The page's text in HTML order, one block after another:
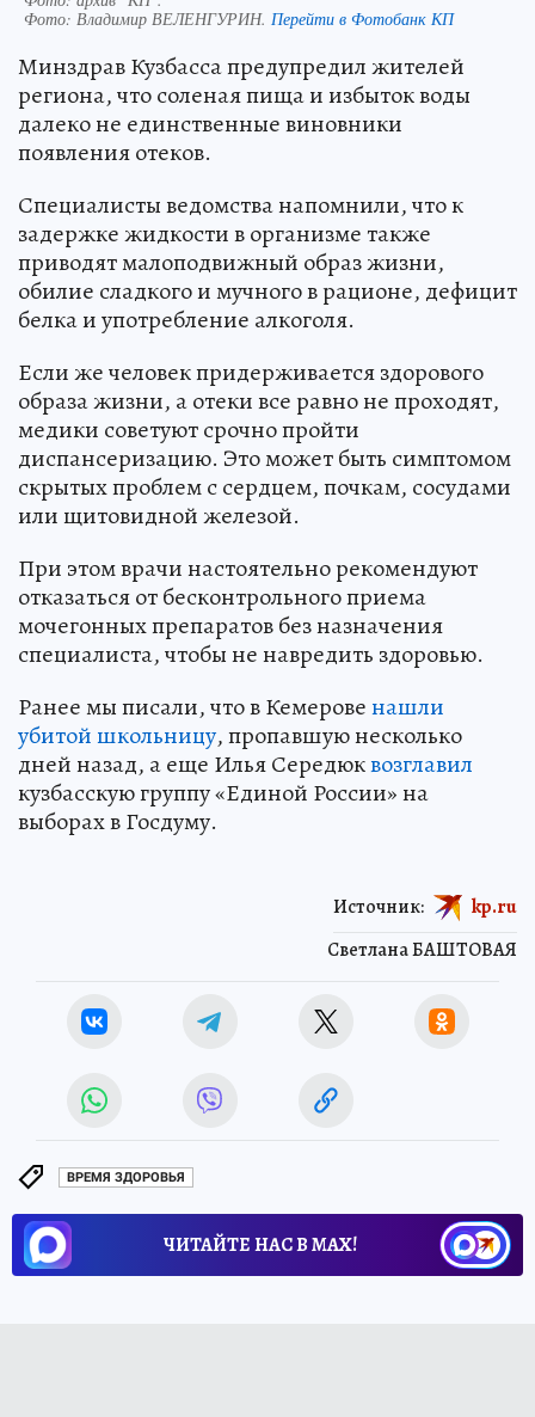
Фото: Владимир ВЕЛЕНГУРИН. Перейти в Фотобанк КП
Минздрав Кузбасса предупредил жителей
региона, что соленая пища и избыток воды
далеко не единственные виновники
появления отеков.
Специалисты ведомства напомнили, что к
задержке жидкости в организме также
приводят малоподвижный образ жизни,
обилие сладкого и мучного в рационе, дефицит
белка и употребление алкоголя.
Если же человек придерживается здорового
образа жизни, а отеки все равно не проходят,
медики советуют срочно пройти
диспансеризацию. Это может быть симптомом
скрытых проблем с сердцем, почкам, сосудами
или щитовидной железой.
При этом врачи настоятельно рекомендуют
отказаться от бесконтрольного приема
мочегонных препаратов без назначения
специалиста, чтобы не навредить здоровью.
Ранее мы писали, что в Кемеровенашли
убитой школьницу, пропавшую несколько
дней назад, а еще Илья Середюквозглавил
кузбасскую группу «Единой России» на
выборах в Госдуму.
Светлана БАШТОВАЯ
Источник: kp.ru
ВРЕМЯ ЗДОРОВЬЯ
ЧИТАЙТЕ НАС В МАХ!